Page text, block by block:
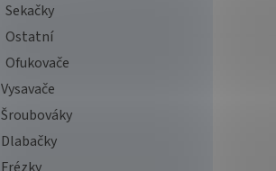
Sekačky
Ostatní
Ofukovače
Vysavače
Šroubováky
Dlabačky